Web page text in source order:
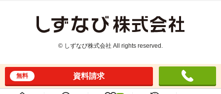
© しずなび株式会社 All rights reserved.
資料請求
無料